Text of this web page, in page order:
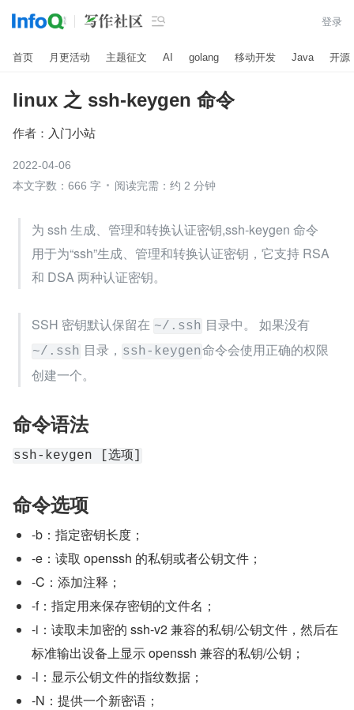
 登录
首页 月更活动 主题征文 AI golang 移动开发 Java 开源
linux 之 ssh-keygen 命令
作者： 入门小站
2022-04-06
本文字数：666 字
阅读完需：约 2 分钟
为 ssh 生成、管理和转换认证密钥,ssh-keygen 命令
用于为“ssh”生成、管理和转换认证密钥，它支持 RSA
和 DSA 两种认证密钥。
SSH 密钥默认保留在 ~/.ssh
~/.ssh 目录， ssh-keygen命令会使用正确的权限
创建一个。
命令语法
ssh-keygen [选项]
命令选项
-b：指定密钥长度；
-e：读取 openssh 的私钥或者公钥文件；
-C：添加注释；
-f：指定用来保存密钥的文件名；
-i：读取未加密的 ssh-v2 兼容的私钥/公钥文件，然后在
标准输出设备上显示 openssh 兼容的私钥/公钥；
-l：显示公钥文件的指纹数据；
-N：提供一个新密语；